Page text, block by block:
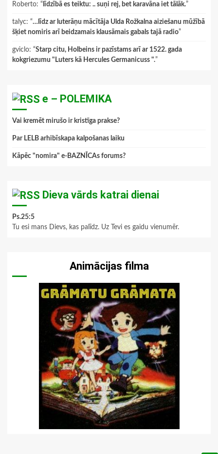
Roberto: “ līdzībā es teiktu: .. suņi rej, bet karavāna iet tālāk.”
talyc: “…līdz ar luterāņu mācītāja Ulda Rožkalna aiziešanu mūžībā
šķiet nomiris arī beidzamais klausāmais gabals tajā radio”
gviclo: “Starp citu, Holbeins ir pazīstams arī ar 1522. gada
kokgriezumu "Luters kā Hercules Germanicuss ".”
e – POLEMIKA
Vai kremēt mirušo ir kristīga prakse?
Par LELB arhibīskapa kalpošanas laiku
Kāpēc "nomira" e-BAZNĪCAs forums?
Dieva vārds katrai dienai
Ps.25:5
Tu esi mans Dievs, kas palīdz. Uz Tevi es gaidu vienumēr.
Animācijas filma